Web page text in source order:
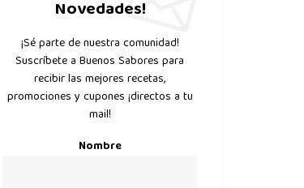
Novedades!
¡Sé parte de nuestra comunidad!
Suscríbete a Buenos Sabores para
recibir las mejores recetas,
promociones y cupones ¡directos a tu
mail!
Nombre